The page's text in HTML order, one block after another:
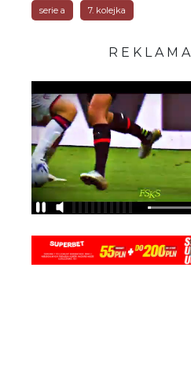
serie a 7. kolejka
R E K L A M A